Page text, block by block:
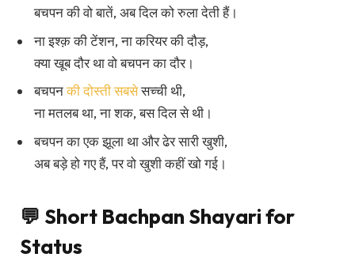
बचपन की वो बातें, अब दिल को रुला देती हैं।
ना इश्क़ की टेंशन, ना करियर की दौड़,
क्या खूब दौर था वो बचपन का दौर।
बचपनकी दोस्ती सबसेसच्ची थी,
ना मतलब था, ना शक, बस दिल से थी।
बचपन का एक झूला था और ढेर सारी खुशी,
अब बड़े हो गए हैं, पर वो खुशी कहीं खो गई।
💬 Short Bachpan Shayari for
Status